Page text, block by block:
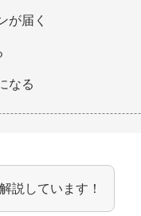
が届く
なる
説しています！